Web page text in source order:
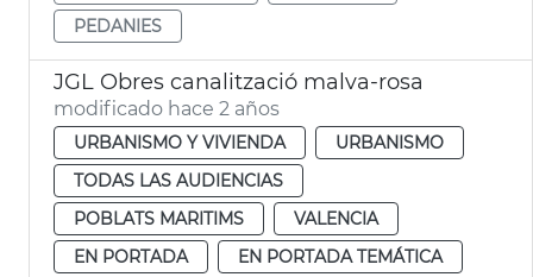
PEDANIES
JGL Obres canalització malva-rosa
modificado hace 2 años
URBANISMO Y VIVIENDA
URBANISMO
TODAS LAS AUDIENCIAS
POBLATS MARITIMS
VALENCIA
EN PORTADA
EN PORTADA TEMÁTICA